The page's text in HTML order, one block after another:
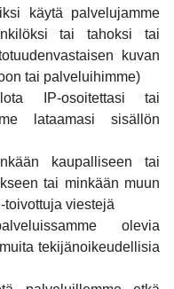
käytä palvelujamme
tai tahoksi tai
kuvan
tai palveluihimme)
IP-osoitettasi tai
lataamasi sisällön
kaupalliseen tai
tai minkään muun
toivottuja viestejä
olevia
tekijänoikeudellisia